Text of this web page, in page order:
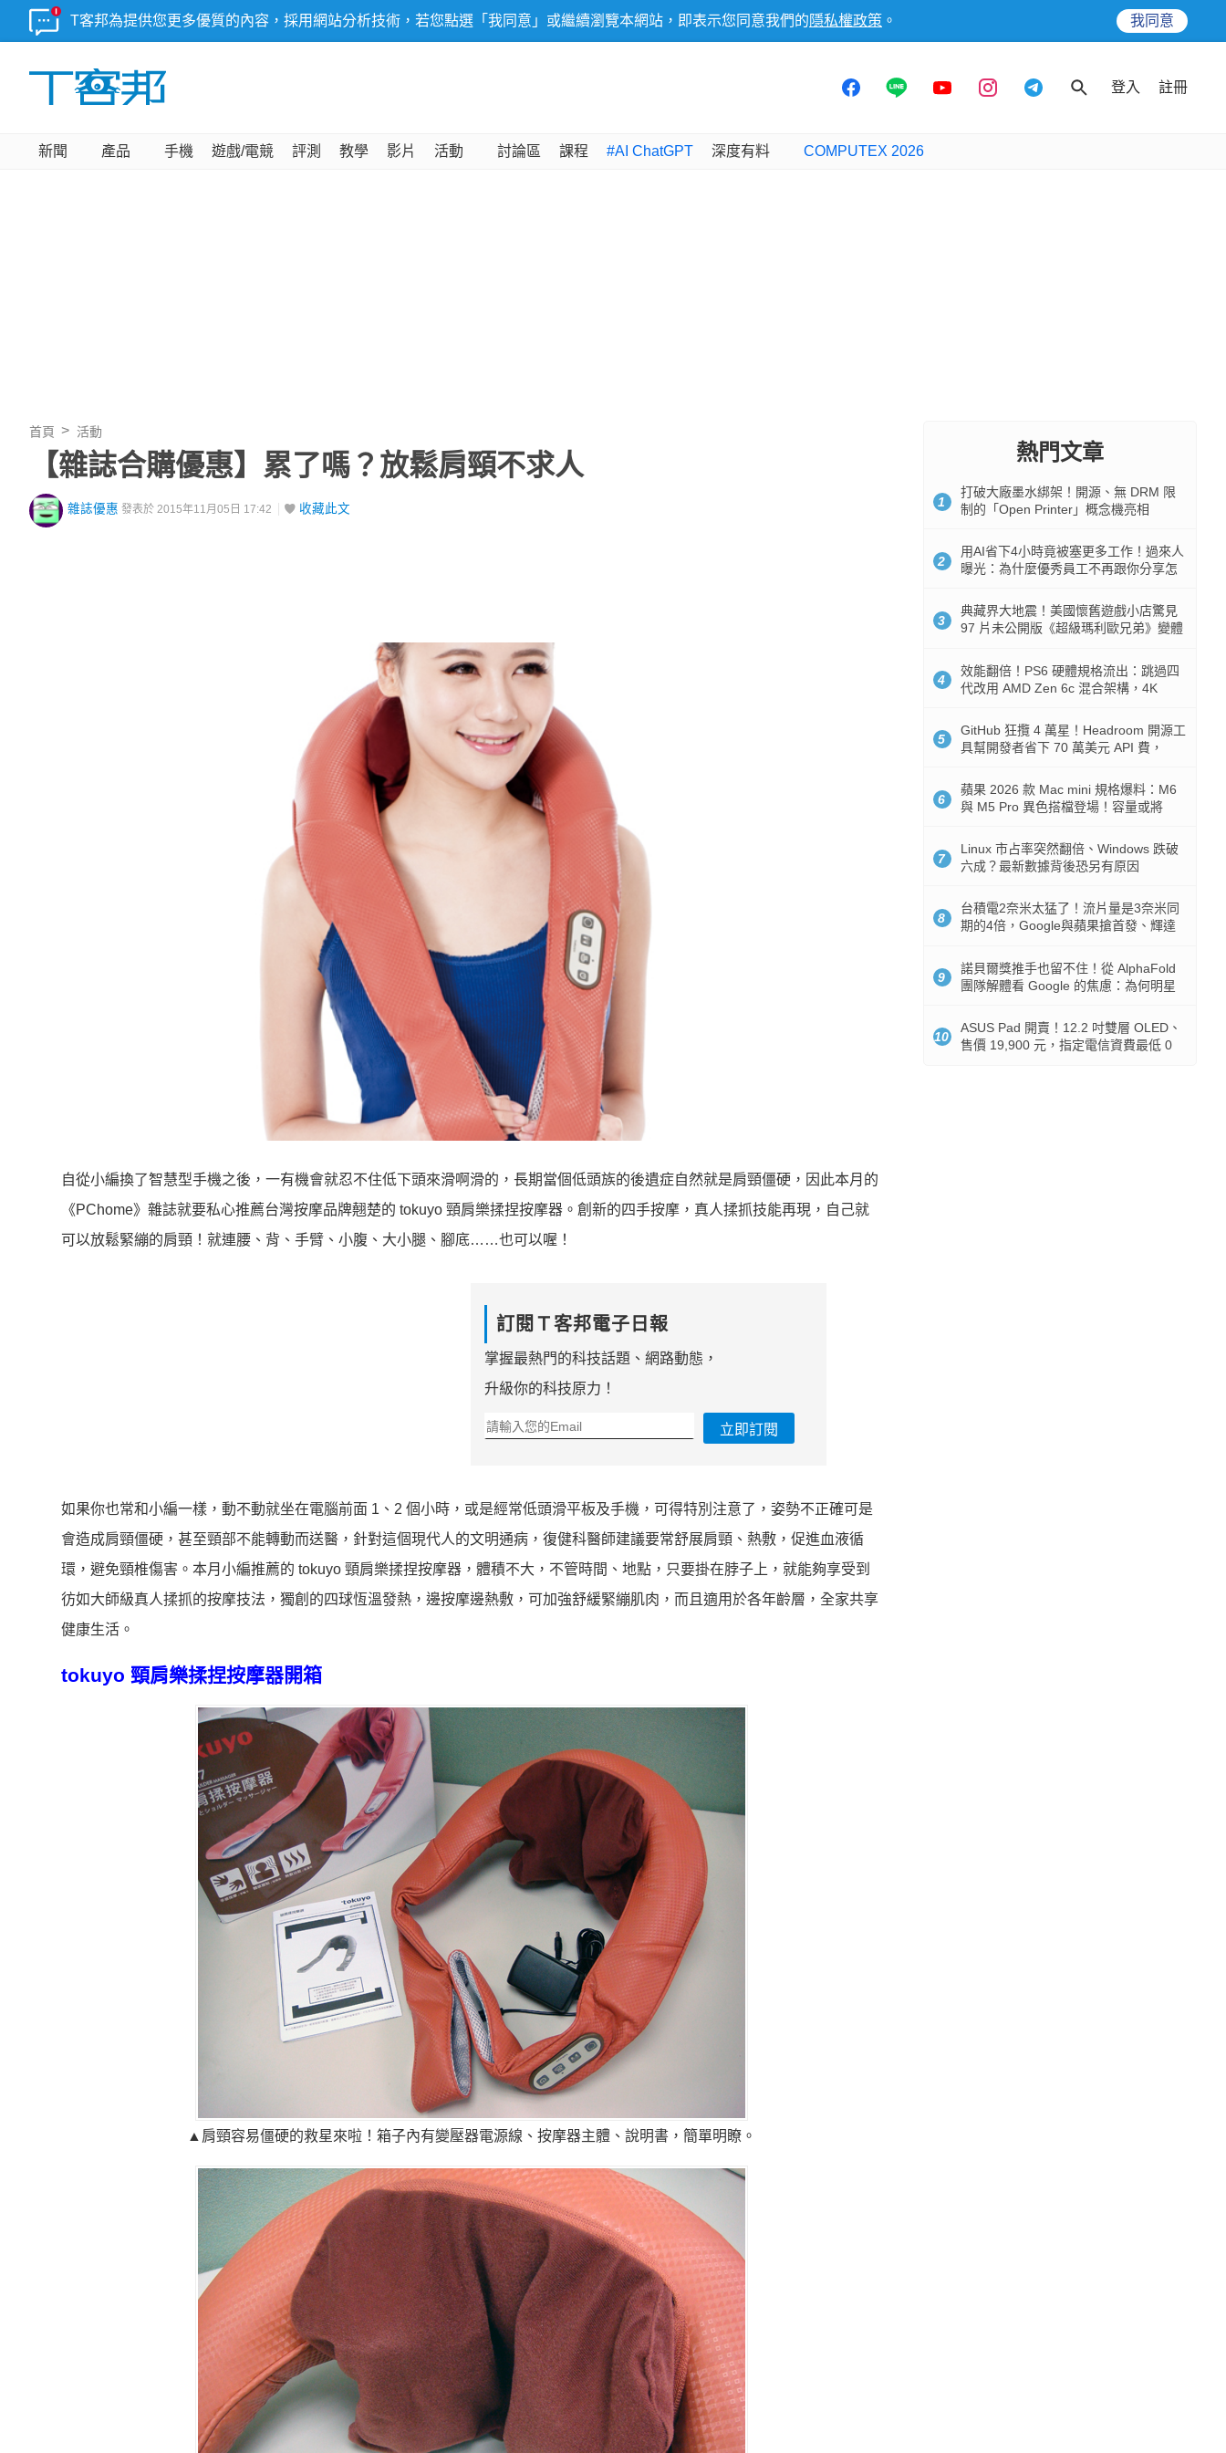
T客邦為提供您更多優質的內容，採用網站分析技術，若您點選「我同意」或繼續瀏覽本網站，即表示您同意我們的 隱私權政策 。 我同意
登入 註冊
新聞 產品 手機 遊戲/電競 評測 教學 影片 活動 討論區 課程 #AI ChatGPT 深度有料 COMPUTEX 2026
首頁 活動
【雜誌合購優惠】累了嗎？放鬆肩頸不求人
雜誌優惠 發表於 2015年11月05日 17:42 收藏此文
自從小編換了智慧型手機之後，一有機會就忍不住低下頭來滑啊滑的，長期當個低頭族的後遺症自然就是肩頸僵硬，因此本月的
《PChome》雜誌就要私心推薦台灣按摩品牌翹楚的 tokuyo 頸肩樂揉捏按摩器。創新的四手按摩，真人揉抓技能再現，自己就
可以放鬆緊繃的肩頸！就連腰、背、手臂、小腹、大小腿、腳底……也可以喔！
訂閱Ｔ客邦電子日報
掌握最熱門的科技話題、網路動態，
升級你的科技原力！
立即訂閱
如果你也常和小編一樣，動不動就坐在電腦前面 1、2 個小時，或是經常低頭滑平板及手機，可得特別注意了，姿勢不正確可是
會造成肩頸僵硬，甚至頸部不能轉動而送醫，針對這個現代人的文明通病，復健科醫師建議要常舒展肩頸、熱敷，促進血液循
環，避免頸椎傷害。本月小編推薦的 tokuyo 頸肩樂揉捏按摩器，體積不大，不管時間、地點，只要掛在脖子上，就能夠享受到
彷如大師級真人揉抓的按摩技法，獨創的四球恆溫發熱，邊按摩邊熱敷，可加強舒緩緊繃肌肉，而且適用於各年齡層，全家共享
健康生活。
tokuyo 頸肩樂揉捏按摩器開箱
▲肩頸容易僵硬的救星來啦！箱子內有變壓器電源線、按摩器主體、說明書，簡單明瞭。
熱門文章
1
打破大廠墨水綁架！開源、無 DRM 限
制的「Open Printer」概念機亮相
2
用AI省下4小時竟被塞更多工作！過來人
曝光：為什麼優秀員工不再跟你分享怎
3
典藏界大地震！美國懷舊遊戲小店驚見
97 片未公開版《超級瑪利歐兄弟》變體
4
效能翻倍！PS6 硬體規格流出：跳過四
代改用 AMD Zen 6c 混合架構，4K
5
GitHub 狂攬 4 萬星！Headroom 開源工
具幫開發者省下 70 萬美元 API 費，
6
蘋果 2026 款 Mac mini 規格爆料：M6
與 M5 Pro 異色搭檔登場！容量或將
7
Linux 市占率突然翻倍、Windows 跌破
六成？最新數據背後恐另有原因
8
台積電2奈米太猛了！流片量是3奈米同
期的4倍，Google與蘋果搶首發、輝達
9
諾貝爾獎推手也留不住！從 AlphaFold
團隊解體看 Google 的焦慮：為何明星
10
ASUS Pad 開賣！12.2 吋雙層 OLED、
售價 19,900 元，指定電信資費最低 0